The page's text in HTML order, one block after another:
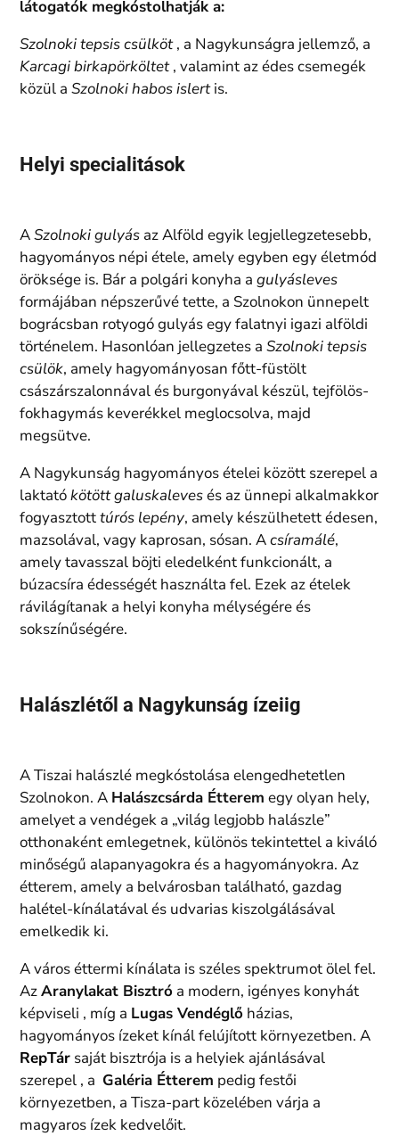
látogatók megkóstolhatják a:
Szolnoki tepsis csülköt, a Nagykunságra jellemző, a
Karcagi birkapörköltet, valamint az édes csemegék
közül aSzolnoki habos islertis.
Helyi specialitások
ASzolnoki gulyás az Alföld egyik legjellegzetesebb,
hagyományos népi étele, amely egyben egy életmód
öröksége is. Bár a polgári konyha agulyásleves
formájában népszerűvé tette, a Szolnokon ünnepelt
bográcsban rotyogó gulyás egy falatnyi igazi alföldi
történelem. Hasonlóan jellegzetes aSzolnoki tepsis
csülök, amely hagyományosan főtt-füstölt
császárszalonnával és burgonyával készül, tejfölös-
fokhagymás keverékkel meglocsolva, majd
megsütve.
A Nagykunság hagyományos ételei között szerepel a
laktatókötött galuskalevesés az ünnepi alkalmakkor
fogyasztotttúrós lepény, amely készülhetett édesen,
mazsolával, vagy kaprosan, sósan. Acsíramálé,
amely tavasszal böjti eledelként funkcionált, a
búzacsíra édességét használta fel. Ezek az ételek
rávilágítanak a helyi konyha mélységére és
sokszínűségére.
Halászlétől a Nagykunság ízeiig
A Tiszai halászlé megkóstolása elengedhetetlen
Szolnokon. A Halászcsárda Étterem egy olyan hely,
amelyet a vendégek a „világ legjobb halászle”
otthonaként emlegetnek, különös tekintettel a kiváló
minőségű alapanyagokra és a hagyományokra. Az
étterem, amely a belvárosban található, gazdag
halétel-kínálatával és udvarias kiszolgálásával
emelkedik ki.
A város éttermi kínálata is széles spektrumot ölel fel.
AzAranylakat Bisztró a modern, igényes konyhát
képviseli , míg a Lugas Vendéglő házias,
hagyományos ízeket kínál felújított környezetben. A
RepTár saját bisztrója is a helyiek ajánlásával
szerepel , a Galéria Étterem pedig festői
környezetben, a Tisza-part közelében várja a
magyaros ízek kedvelőit.